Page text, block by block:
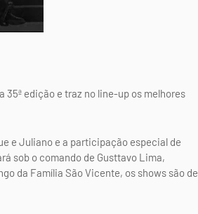
35ª edição e traz no line-up os melhores
e Juliano e a participação especial de
sob o comando de Gusttavo Lima,
da Família São Vicente, os shows são de